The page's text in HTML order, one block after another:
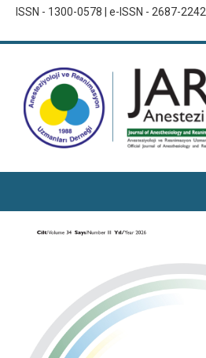
ISSN - 1300-0578 | e-ISSN - 2687-2242